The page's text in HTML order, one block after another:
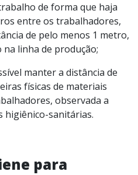
de forma que haja
entre os trabalhadores,
de pelo menos 1 metro,
linha de produção;
manter a distância de
físicas de materiais
observada a
higiênico-sanitárias.
para